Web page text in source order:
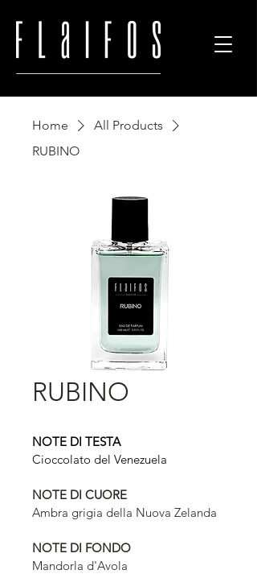
Home
All Products
RUBINO
RUBINO
NOTE DI TESTA
Cioccolato del Venezuela
NOTE DI CUORE
Ambra grigia della Nuova Zelanda
NOTE DI FONDO
Mandorla d'Avola